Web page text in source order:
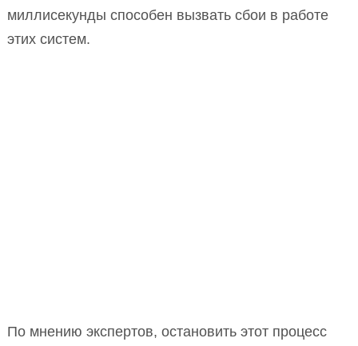
миллисекунды способен вызвать сбои в работе
этих систем.
По мнению экспертов, остановить этот процесс